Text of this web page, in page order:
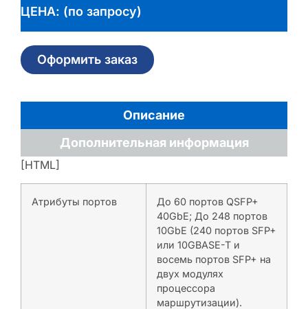
ЦЕНА: (по запросу)
Оформить заказ
Описание
Дополнительная информация
[HTML]
Атрибуты портов
До 60 портов QSFP+
40GbE; До 248 портов
10GbE (240 портов SFP+
или 10GBASE-T и
восемь портов SFP+ на
двух модулях
процессора
маршрутизации).